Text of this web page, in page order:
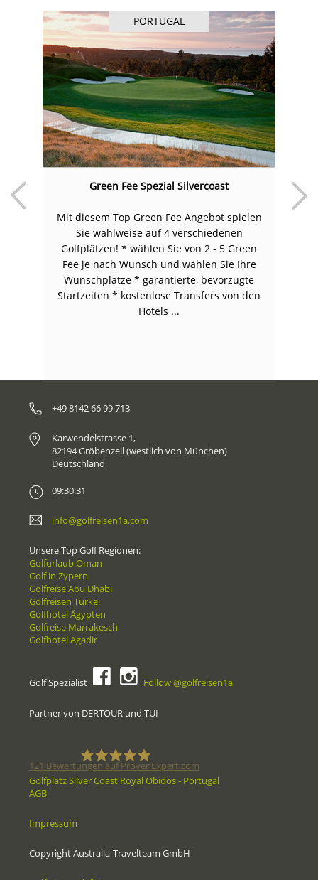
PORTUGAL
Green Fee Spezial Silvercoast
Mit diesem Top Green Fee Angebot spielen
Sie wahlweise auf 4 verschiedenen
Golfplätzen! * wählen Sie von 2 - 5 Green
Fee je nach Wunsch und wählen Sie Ihre
Wunschplätze * garantierte, bevorzugte
Startzeiten * kostenlose Transfers von den
Hotels ...
+49 8142 66 99 713
Karwendelstrasse 1,
82194 Gröbenzell (westlich von München)
Deutschland
09:30:31
info@golfreisen1a.com
Unsere Top Golf Regionen:
Golfurlaub Oman
Golf in Zypern
Golfreise Abu Dhabi
Golfreisen Türkei
Golfhotel Ägypten
Golfreise Marrakesch
Golfhotel Agadir
Golf Spezialist Follow @golfreisen1a
Partner von DERTOUR und TUI
121 Bewertungen auf ProvenExpert.com
Golfplatz Silver Coast Royal Obidos - Portugal
AGB
Impressum
Copyright Australia-Travelteam GmbH